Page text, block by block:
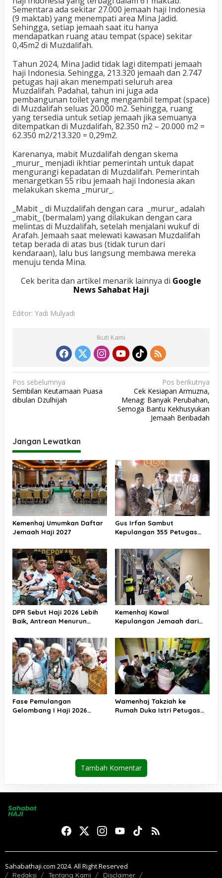
Sementara ada sekitar 27.000 jemaah haji Indonesia
(9 maktab) yang menempati area Mina Jadid.
Sehingga, setiap jemaah saat itu hanya
mendapatkan ruang atau tempat (space) sekitar
0,45m2 di Muzdalifah.
Tahun 2024, Mina Jadid tidak lagi ditempati jemaah
haji Indonesia. Sehingga, 213.320 jemaah dan 2.747
petugas haji akan menempati seluruh area
Muzdalifah. Padahal, tahun ini juga ada
pembangunan toilet yang mengambil tempat (space)
di Muzdalifah seluas 20.000 m2. Sehingga, ruang
yang tersedia untuk setiap jemaah jika semuanya
ditempatkan di Muzdalifah, 82.350 m2 – 20.000 m2 =
62.350 m2/213.320 = 0,29m2.
Karenanya, mabit Muzdalifah dengan skema
_murur_ menjadi ikhtiar pemerintah untuk dapat
mengurangi kepadatan di Muzdalifah. Pemerintah
menargetkan 55 ribu jemaah haji Indonesia akan
melakukan skema _murur_.
_Mabit _ di Muzdalifah dengan cara _murur_ adalah
_mabit_ (bermalam) yang dilakukan dengan cara
melintas di Muzdalifah, setelah menjalani wukuf di
Arafah. Jemaah saat melewati kawasan Muzdalifah
tetap berada di atas bus (tidak turun dari
kendaraan), lalu bus langsung membawa mereka
menuju tenda Mina.
Cek berita dan artikel menarik lainnya di Google
News Sahabat Haji
Editor: Yadi Mulyadi
Ikuti Kami
N
a
g
a
s
i
p
o
s
Pos sebelumnya
Sembilan Keutamaan Puasa
dibulan Dzulhijah
Pos berikutnya
Cek Kesiapan Armuzna,
Menag: Banyak Perubahan,
Semoga Bantu Kekhusyukan
Jemaah Beribadah
Jangan Lewatkan
Kemenhaj Umumkan Daftar
Jemaah Haji 2027
Gus Irfan Sambut
Kepulangan 355 Petugas
DPR Sebut Haji 2026 Lebih
Baik, Antrean Menurun
Kemenhaj Kawal
Kepulangan Jemaah dari
Akan Didistribusikan di
Tanah Air
Fase Pemulangan
Gelombang I Haji 2026
Wamenhaj Takziah ke
Rumah Duka Istri Petugas
Tambah Komentar
Sahabathaji.com 2024. All Right Reserved
Redaksi Tentang Kami Disclaimer